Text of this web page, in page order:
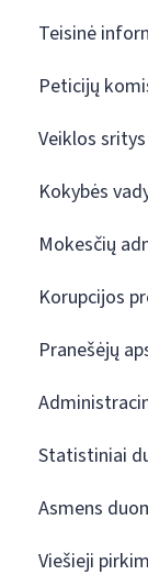
Teisinė
Peticijų
Veiklos sritys
Kokybės
Mokesčių
Korupcijos
Pranešėjų
Statistiniai
Asmens
Viešieji